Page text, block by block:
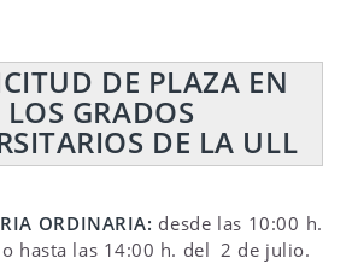
DE PLAZA EN
LOS GRADOS
DE LA ULL
ORDINARIA: desde las 10:00 h.
hasta las 14:00 h. del 2 de julio.